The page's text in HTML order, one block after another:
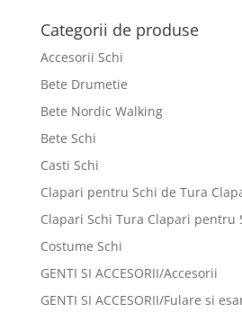
Categorii de produse
Accesorii Schi
Bete Drumetie
Bete Nordic Walking
Bete Schi
Casti Schi
Clapari pentru Schi de Tura
Clapari Schi Tura Clapari pentru
Costume Schi
GENTI SI ACCESORII/Accesorii
GENTI SI ACCESORII/Fulare si